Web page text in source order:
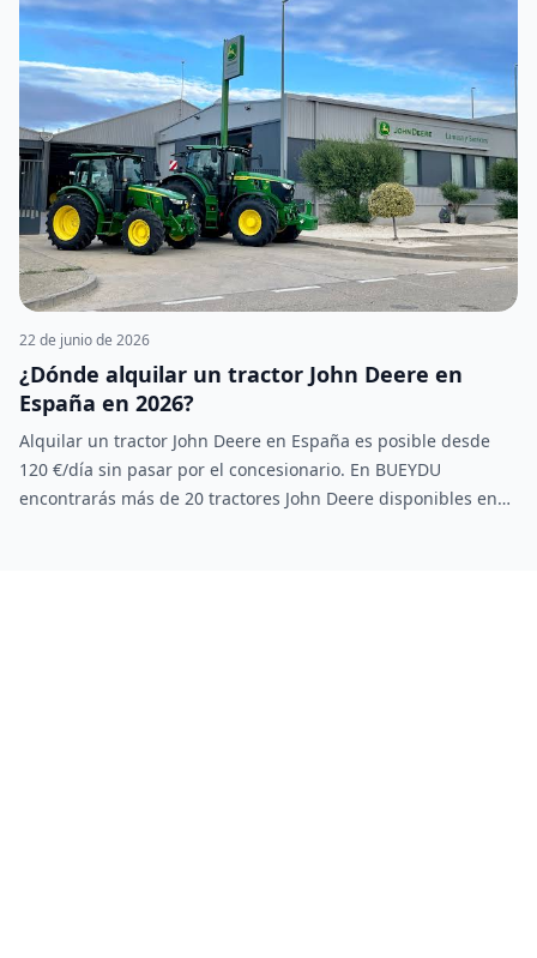
22 de junio de 2026
¿Dónde alquilar un tractor John Deere en
España en 2026?
Alquilar un tractor John Deere en España es posible desde
120 €/día sin pasar por el concesionario. En BUEYDU
encontrarás más de 20 tractores John Deere disponibles en